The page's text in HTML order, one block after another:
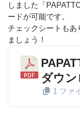
しました「
ードが可能です。
チェックシートも
ましょう！
ダウン
1 ファ